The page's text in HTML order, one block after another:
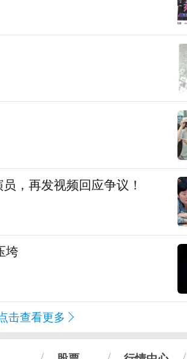
，再发视频回应争议！
垮
击查看更多